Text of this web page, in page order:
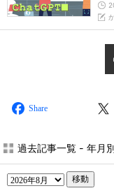
Share
過去記事一覧 - 年月
移動